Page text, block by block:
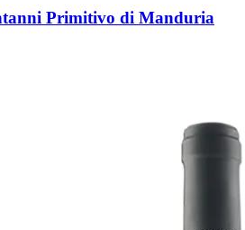
Primitivo di Manduria